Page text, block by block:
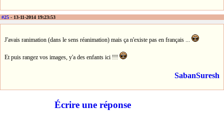
#25 - 13-11-2014 19:23:53
J'avais ranimation (dans le sens réanimation) mais ça n'existe pas en français ...
Et puis rangez vos images, y'a des enfants ici !!!
SabanSuresh
Écrire une réponse